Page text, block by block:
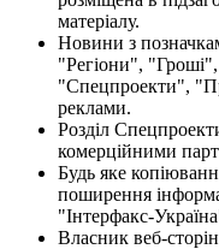
матеріалу.
Новини з
"Регіони",
"Спецпроекти",
реклами.
Розділ
комерційними
Будь яке
поширення
"Інтерфакс-
Власник веб-